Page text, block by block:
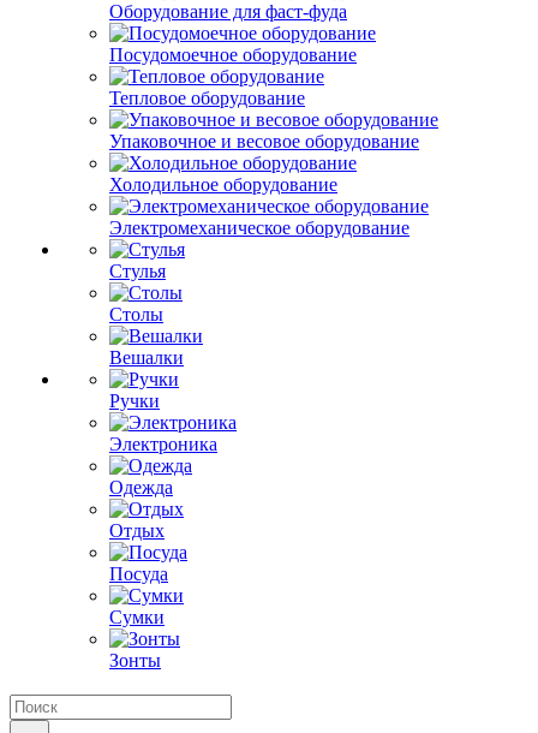
Оборудование для фаст-фуда
Посудомоечное оборудование
Тепловое оборудование
Упаковочное и весовое оборудование
Холодильное оборудование
Электромеханическое оборудование
Стулья
Столы
Вешалки
Ручки
Электроника
Одежда
Отдых
Посуда
Сумки
Зонты